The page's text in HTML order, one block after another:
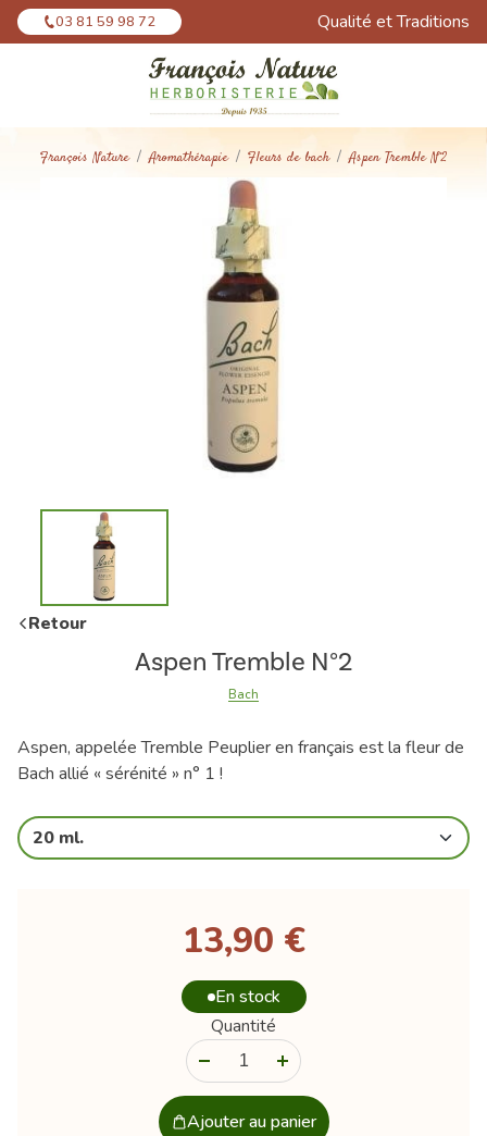
03 81 59 98 72 Qualité et Traditions
François Nature Aromathérapie Fleurs de bach Aspen Tremble N°2
Retour
Aspen Tremble N°2
Bach
Aspen, appelée Tremble Peuplier en français est la fleur de
Bach allié « sérénité » n° 1 !
20 ml.
13,90 €
En stock
Quantité
Ajouter au panier
Panneau de gestion des cookies